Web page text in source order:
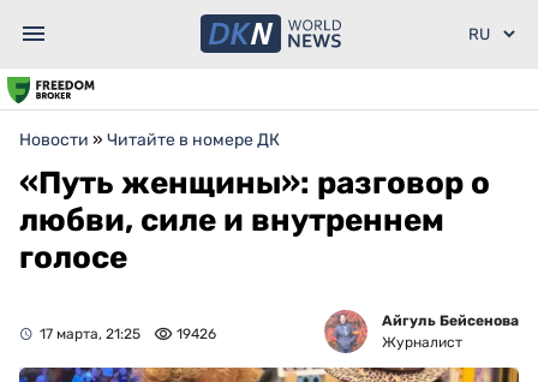
Новости » Читайте в номере ДК
«Путь женщины»: разговор о
любви, силе и внутреннем
голосе
17 марта, 21:25 19426
Айгуль Бейсенова
Журналист